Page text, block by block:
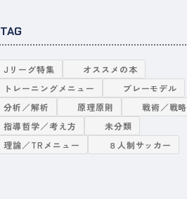
TAG
Jリーグ特集
オススメの本
トレーニングメニュー
プレーモデル
分析／解析
原理原則
戦術／戦略
指導哲学／考え方
未分類
理論／TRメニュー
８人制サッカー